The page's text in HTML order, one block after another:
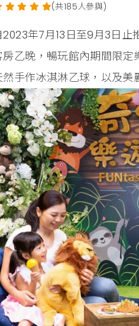
(共185人參與)
年7月13日至9月3日
乙晚，暢玩館內期間限
手作冰淇淋乙球，以及美